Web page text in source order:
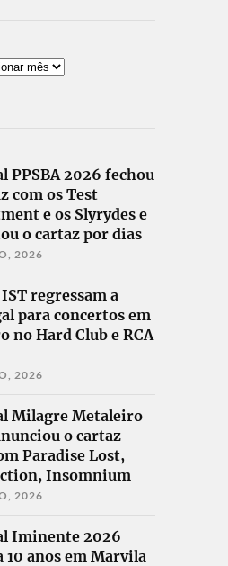
PPSBA 2026 fechou
com os Test
e os Slyrydes e
o cartaz por dias
2026
regressam a
para concertos em
no Hard Club e RCA
2026
Milagre Metaleiro
o cartaz
Paradise Lost,
Insomnium
2026
Iminente 2026
10 anos em Marvila